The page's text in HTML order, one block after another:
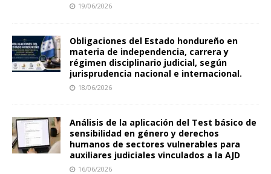
19/06/2026
Obligaciones del Estado hondureño en
materia de independencia, carrera y
régimen disciplinario judicial, según
jurisprudencia nacional e internacional.
18/06/2026
Análisis de la aplicación del Test básico de
sensibilidad en género y derechos
humanos de sectores vulnerables para
auxiliares judiciales vinculados a la AJD
16/06/2026